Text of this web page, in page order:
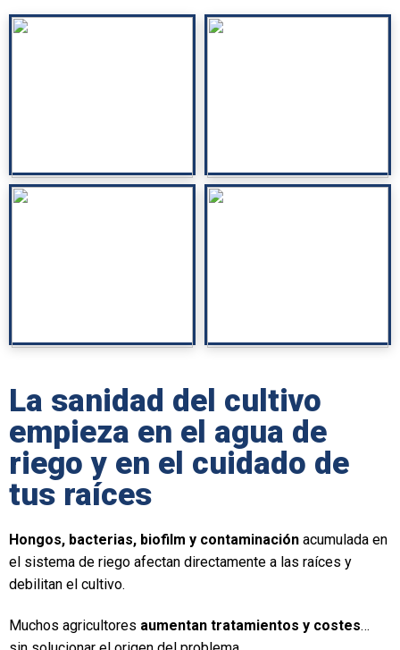
La sanidad del cultivo
empieza en el agua de
riego y en el cuidado de
tus raíces
Hongos, bacterias, biofilm y contaminación acumulada en
el sistema de riego afectan directamente a las raíces y
debilitan el cultivo.
Muchos agricultores aumentan tratamientos y costes…